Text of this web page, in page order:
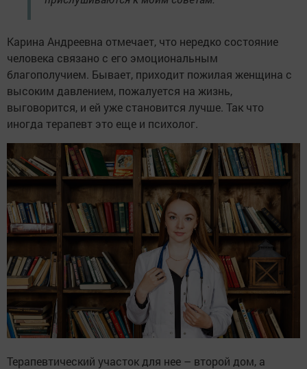
Карина Андреевна отмечает, что нередко состояние
человека связано с его эмоциональным
благополучием. Бывает, приходит пожилая женщина с
высоким давлением, пожалуется на жизнь,
выговорится, и ей уже становится лучше. Так что
иногда терапевт это еще и психолог.
Терапевтический участок для нее – второй дом, а